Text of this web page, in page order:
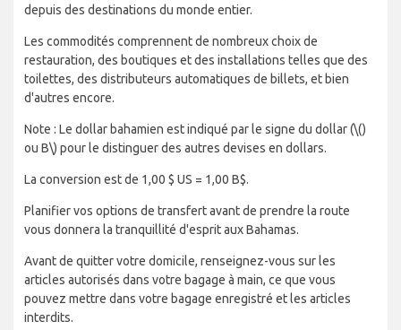
depuis des destinations du monde entier.
Les commodités comprennent de nombreux choix de
restauration, des boutiques et des installations telles que des
toilettes, des distributeurs automatiques de billets, et bien
d'autres encore.
Note : Le dollar bahamien est indiqué par le signe du dollar (\()
ou B\) pour le distinguer des autres devises en dollars.
La conversion est de 1,00 $ US = 1,00 B$.
Planifier vos options de transfert avant de prendre la route
vous donnera la tranquillité d'esprit aux Bahamas.
Avant de quitter votre domicile, renseignez-vous sur les
articles autorisés dans votre bagage à main, ce que vous
pouvez mettre dans votre bagage enregistré et les articles
interdits.